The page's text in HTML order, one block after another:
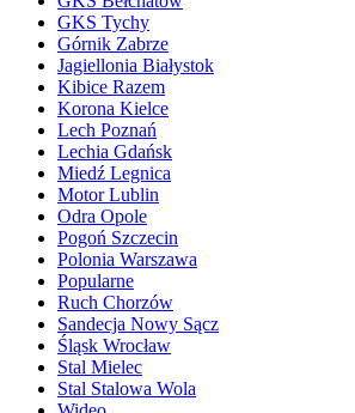
GKS Tychy
Górnik Zabrze
Jagiellonia Białystok
Kibice Razem
Korona Kielce
Lech Poznań
Lechia Gdańsk
Miedź Legnica
Motor Lublin
Odra Opole
Pogoń Szczecin
Polonia Warszawa
Popularne
Ruch Chorzów
Sandecja Nowy Sącz
Śląsk Wrocław
Stal Mielec
Stal Stalowa Wola